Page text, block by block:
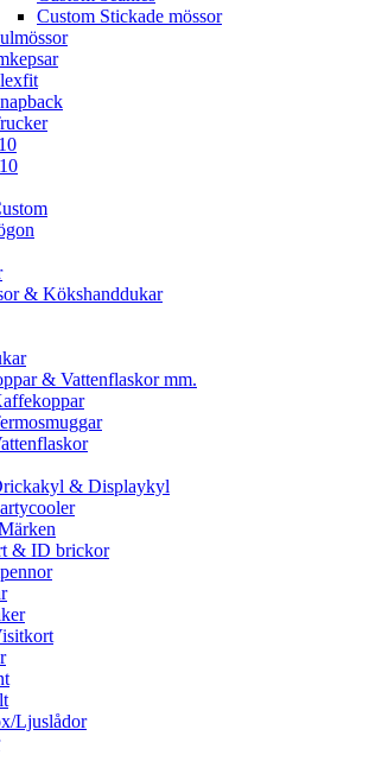
Custom Stickade mössor
& Kökshanddukar
& Vattenflaskor mm.
& Displaykyl
& ID brickor
Ljuslådor